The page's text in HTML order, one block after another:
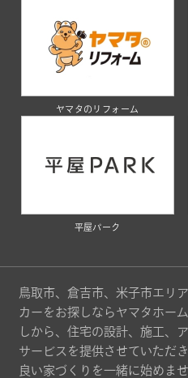
ヤマタのリフォーム
平屋パーク
鳥取市、倉吉市、米子市エリ
カーをお探しならヤマタホー
しから、住宅の設計、施工、
サービスを提供させていただ
良い家づくりを一緒に始めま